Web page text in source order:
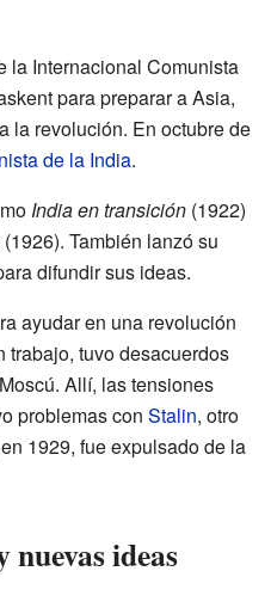
la Internacional Comunista
para preparar a Asia,
la revolución. En octubre de
de la India.
India en transición (1922)
(1926). También lanzó su
difundir sus ideas.
ayudar en una revolución
trabajo, tuvo desacuerdos
Allí, las tensiones
problemas con Stalin, otro
1929, fue expulsado de la
nuevas ideas